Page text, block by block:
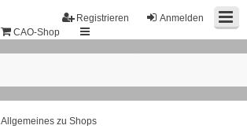
Anmelden
Registrieren
CAO-Shop
Allgemeines zu Shops